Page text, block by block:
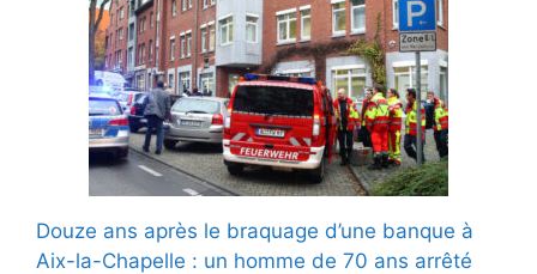
Douze ans après le braquage d’une banque à
Aix-la-Chapelle : un homme de 70 ans arrêté